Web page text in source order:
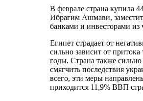
В феврале страна купила
Ибрагим Ашмави,
банками и инвесторами из
Египет страдает от
сильно зависит от
годы. Страна также
смягчить последствия
всего, эти меры
приходится 11,9% ВВП